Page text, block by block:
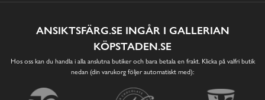
ANSIKTSFÄRG.SE INGÅR I GALLERIAN
KÖPSTADEN.SE
Hos oss kan du handla i alla anslutna butiker och bara betala en frakt. Klicka på valfri butik
nedan (din varukorg följer automatiskt med):